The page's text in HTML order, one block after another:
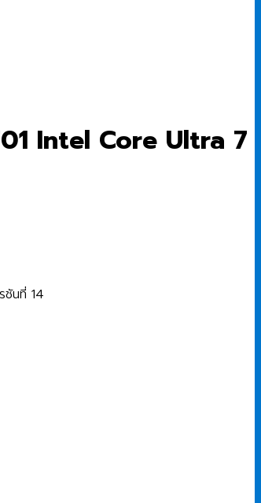
Intel Core Ultra 7
ชันที่ 14